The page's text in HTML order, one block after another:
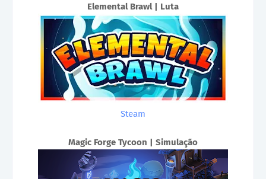
Elemental Brawl | Luta
Steam
Magic Forge Tycoon | Simulação